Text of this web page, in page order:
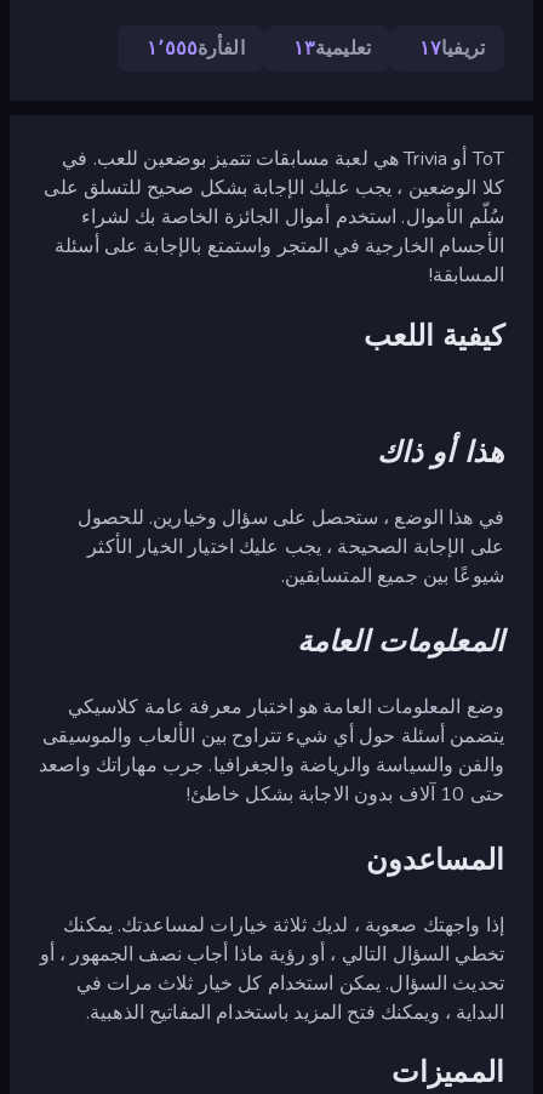
تريفيا١٧ تعليمية١٣ الفأرة١٬٥٥٥
ToT أو Trivia هي لعبة مسابقات تتميز بوضعين للعب. في
كلا الوضعين ، يجب عليك الإجابة بشكل صحيح للتسلق على
سُلّم الأموال. استخدم أموال الجائزة الخاصة بك لشراء
الأجسام الخارجية في المتجر واستمتع بالإجابة على أسئلة
المسابقة!
كيفية اللعب
هذا أو ذاك
في هذا الوضع ، ستحصل على سؤال وخيارين. للحصول
على الإجابة الصحيحة ، يجب عليك اختيار الخيار الأكثر
شيوعًا بين جميع المتسابقين.
المعلومات العامة
وضع المعلومات العامة هو اختبار معرفة عامة كلاسيكي
يتضمن أسئلة حول أي شيء تتراوح بين الألعاب والموسيقى
والفن والسياسة والرياضة والجغرافيا. جرب مهاراتك واصعد
حتى 10 آلاف بدون الاجابة بشكل خاطئ!
المساعدون
إذا واجهتك صعوبة ، لديك ثلاثة خيارات لمساعدتك. يمكنك
تخطي السؤال التالي ، أو رؤية ماذا أجاب نصف الجمهور ، أو
تحديث السؤال. يمكن استخدام كل خيار ثلاث مرات في
البداية ، ويمكنك فتح المزيد باستخدام المفاتيح الذهبية.
المميزات